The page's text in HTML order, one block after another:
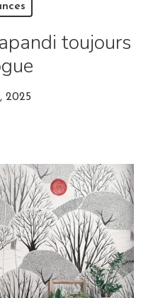
toujours
2025